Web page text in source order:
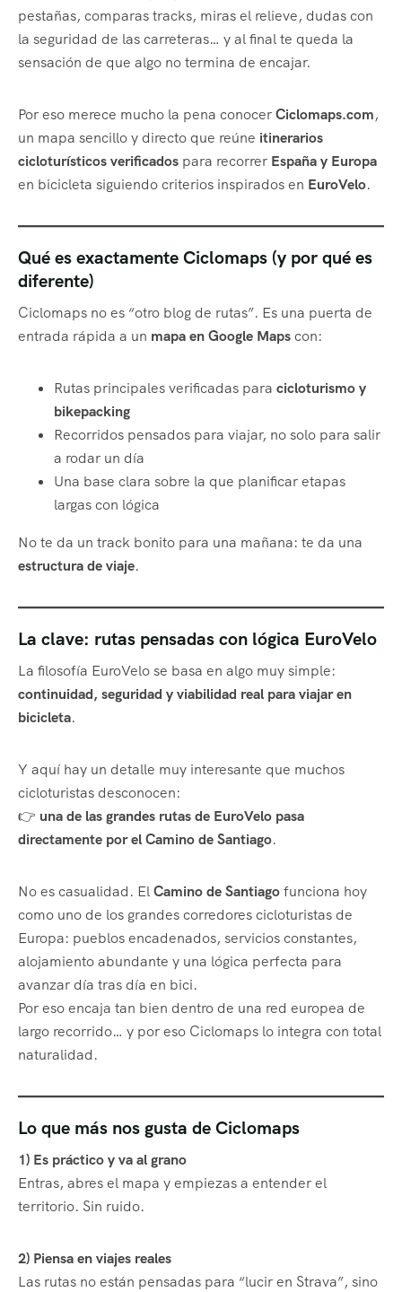
pestañas, comparas tracks, miras el relieve, dudas con
la seguridad de las carreteras… y al final te queda la
sensación de que algo no termina de encajar.
Por eso merece mucho la pena conocerCiclomaps.com,
un mapa sencillo y directo que reúne itinerarios
cicloturísticos verificados para recorrer España y Europa
en bicicleta siguiendo criterios inspirados en EuroVelo.
Qué es exactamente Ciclomaps (y por qué es
diferente)
Ciclomaps no es “otro blog de rutas”. Es una puerta de
entrada rápida a un mapa en Google Mapscon:
Rutas principales verificadas para cicloturismo y
bikepacking
Recorridos pensados para viajar, no solo para salir
a rodar un día
Una base clara sobre la que planificar etapas
largas con lógica
No te da un track bonito para una mañana: te da una
estructura de viaje.
La clave: rutas pensadas con lógica EuroVelo
La filosofía EuroVelo se basa en algo muy simple:
continuidad, seguridad y viabilidad real para viajar en
bicicleta.
Y aquí hay un detalle muy interesante que muchos
cicloturistas desconocen:
👉 una de las grandes rutas de EuroVelo pasa
directamente por el Camino de Santiago.
No es casualidad. ElCamino de Santiagofunciona hoy
como uno de los grandes corredores cicloturistas de
Europa: pueblos encadenados, servicios constantes,
alojamiento abundante y una lógica perfecta para
avanzar día tras día en bici.
Por eso encaja tan bien dentro de una red europea de
largo recorrido… y por eso Ciclomaps lo integra con total
naturalidad.
Lo que más nos gusta de Ciclomaps
1) Es práctico y va al grano
Entras, abres el mapa y empiezas a entender el
territorio. Sin ruido.
2) Piensa en viajes reales
Las rutas no están pensadas para “lucir en Strava”, sino